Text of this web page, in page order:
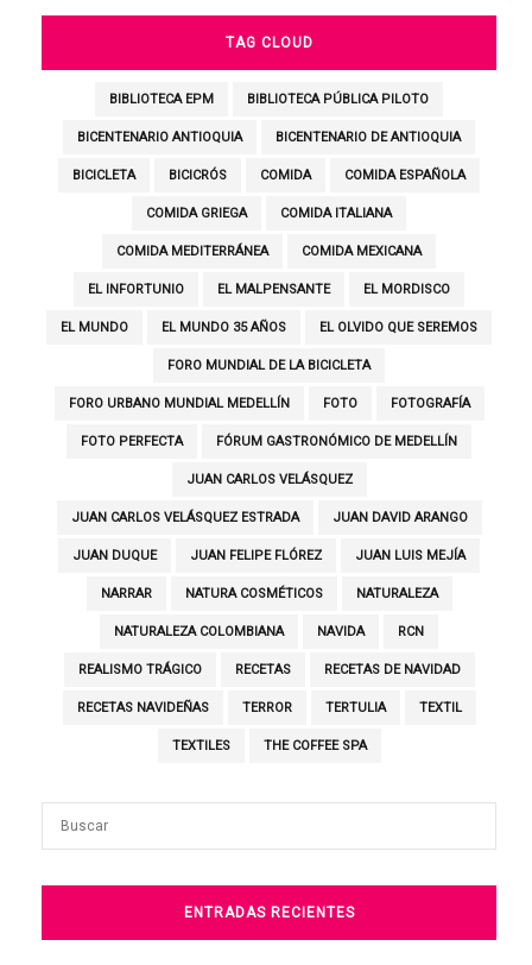
TAG CLOUD
BIBLIOTECA EPM BIBLIOTECA PÚBLICA PILOTO
BICENTENARIO ANTIOQUIA BICENTENARIO DE ANTIOQUIA
BICICLETA BICICRÓS COMIDA COMIDA ESPAÑOLA
COMIDA GRIEGA COMIDA ITALIANA
COMIDA MEDITERRÁNEA COMIDA MEXICANA
EL INFORTUNIO EL MALPENSANTE EL MORDISCO
EL MUNDO EL MUNDO 35 AÑOS EL OLVIDO QUE SEREMOS
FORO MUNDIAL DE LA BICICLETA
FORO URBANO MUNDIAL MEDELLÍN FOTO FOTOGRAFÍA
FOTO PERFECTA FÓRUM GASTRONÓMICO DE MEDELLÍN
JUAN CARLOS VELÁSQUEZ
JUAN CARLOS VELÁSQUEZ ESTRADA JUAN DAVID ARANGO
JUAN DUQUE JUAN FELIPE FLÓREZ JUAN LUIS MEJÍA
NARRAR NATURA COSMÉTICOS NATURALEZA
NATURALEZA COLOMBIANA NAVIDA RCN
REALISMO TRÁGICO RECETAS RECETAS DE NAVIDAD
RECETAS NAVIDEÑAS TERROR TERTULIA TEXTIL
TEXTILES THE COFFEE SPA
ENTRADAS RECIENTES